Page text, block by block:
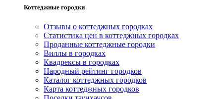
Коттеджные городки
Отзывы о коттеджных городках
Статистика цен в коттеджных городках
Проданные коттеджные городки
Виллы в городках
Квадрексы в городках
Народный рейтинг городков
Каталог коттеджных городков
Карта коттеджных городков